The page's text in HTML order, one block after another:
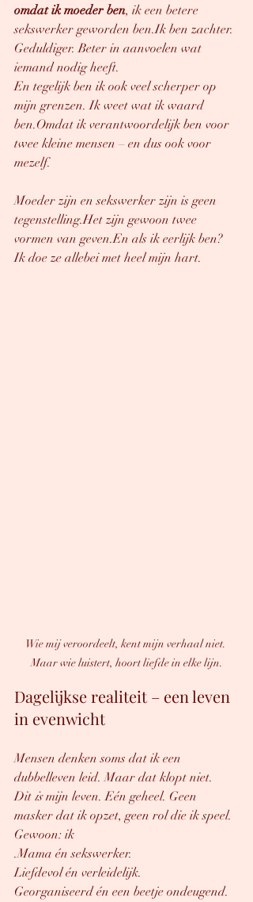
omdat ik moeder ben, ik een betere
sekswerker geworden ben.Ik ben zachter.
Geduldiger. Beter in aanvoelen wat
iemand nodig heeft.
En tegelijk ben ik ook veel scherper op
mijn grenzen. Ik weet wat ik waard
ben.Omdat ik verantwoordelijk ben voor
twee kleine mensen – en dus ook voor
mezelf.
Moeder zijn en sekswerker zijn is geen
tegenstelling.Het zijn gewoon twee
vormen van geven.En als ik eerlijk ben?
Ik doe ze allebei met heel mijn hart.
Wie mij veroordeelt, kent mijn verhaal niet.
Maar wie luistert, hoort liefde in elke lijn.
Dagelijkse realiteit – een leven
in evenwicht
Mensen denken soms dat ik een
dubbelleven leid. Maar dat klopt niet.
Dit is mijn leven. Eén geheel. Geen
masker dat ik opzet, geen rol die ik speel.
Gewoon: ik
.Mama én sekswerker.
Liefdevol én verleidelijk.
Georganiseerd én een beetje ondeugend.